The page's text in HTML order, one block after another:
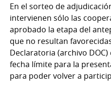
En el sorteo de
intervienen sólo las
aprobado la etapa del
que no resultan
Declaratoria (archivo
fecha límite para la
para poder volver a